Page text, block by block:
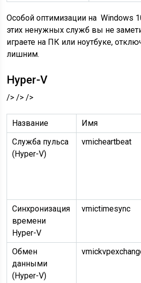
Особой оптимизации на Windows
этих ненужных служб вы не
играете на ПК или ноутбуке,
лишним.
Hyper-V
/> /> />
Название Имя
Служба пульса
(Hyper-V)
vmicheartbeat
Синхронизация
времени
Hyper-V
vmictimesync
Обмен
данными
(Hyper-V)